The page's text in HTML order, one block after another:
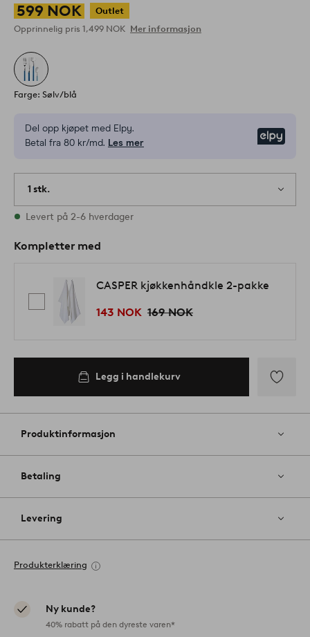
599 NOK
Outlet
Opprinnelig pris 1,499 NOK Mer informasjon
Farge: Sølv/blå
Del opp kjøpet med Elpy.
Betal fra 80 kr/md. Les mer
1 stk.
På lager
Levert på 2-6 hverdager
Kompletter med
CASPER kjøkkenhåndkle 2-pakke
143 NOK 169 NOK
Legg i handlekurv
til
Produktinformasjon
Betaling
Levering
Produkterklæring
Ny kunde?
40% rabatt på den dyreste varen*